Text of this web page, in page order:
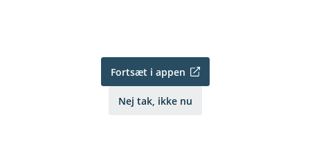
Fortsæt i appen
Nej tak, ikke nu